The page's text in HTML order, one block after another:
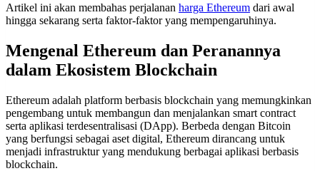
Artikel ini akan membahas perjalanan harga Ethereum dari awal
hingga sekarang serta faktor-faktor yang mempengaruhinya.
Mengenal Ethereum dan Peranannya
dalam Ekosistem Blockchain
Ethereum adalah platform berbasis blockchain yang memungkinkan
pengembang untuk membangun dan menjalankan smart contract
serta aplikasi terdesentralisasi (DApp). Berbeda dengan Bitcoin
yang berfungsi sebagai aset digital, Ethereum dirancang untuk
menjadi infrastruktur yang mendukung berbagai aplikasi berbasis
blockchain.